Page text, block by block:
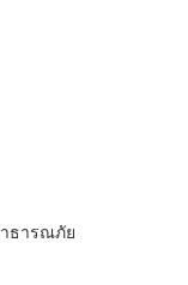
ธารณภัย